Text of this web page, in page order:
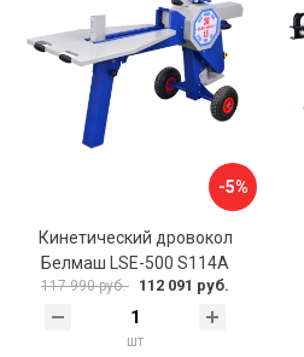
-5%
Кинетический дровокол
Белмаш LSE-500 S114A
117 990 руб. 112 091 руб.
шт